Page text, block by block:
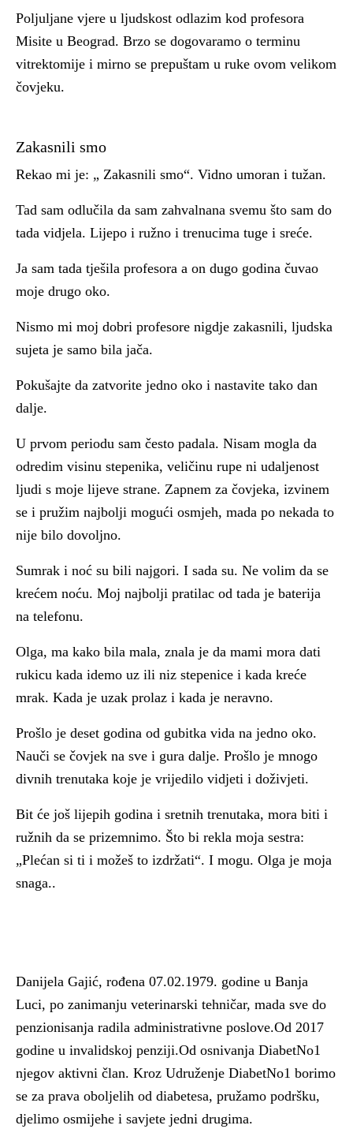
Poljuljane vjere u ljudskost odlazim kod profesora
Misite u Beograd. Brzo se dogovaramo o terminu
vitrektomije i mirno se prepuštam u ruke ovom velikom
čovjeku.
Zakasnili smo
Rekao mi je: „ Zakasnili smo“. Vidno umoran i tužan.
Tad sam odlučila da sam zahvalnana svemu što sam do
tada vidjela. Lijepo i ružno i trenucima tuge i sreće.
Ja sam tada tješila profesora a on dugo godina čuvao
moje drugo oko.
Nismo mi moj dobri profesore nigdje zakasnili, ljudska
sujeta je samo bila jača.
Pokušajte da zatvorite jedno oko i nastavite tako dan
dalje.
U prvom periodu sam često padala. Nisam mogla da
odredim visinu stepenika, veličinu rupe ni udaljenost
ljudi s moje lijeve strane. Zapnem za čovjeka, izvinem
se i pružim najbolji mogući osmjeh, mada po nekada to
nije bilo dovoljno.
Sumrak i noć su bili najgori. I sada su. Ne volim da se
krećem noću. Moj najbolji pratilac od tada je baterija
na telefonu.
Olga, ma kako bila mala, znala je da mami mora dati
rukicu kada idemo uz ili niz stepenice i kada kreće
mrak. Kada je uzak prolaz i kada je neravno.
Prošlo je deset godina od gubitka vida na jedno oko.
Nauči se čovjek na sve i gura dalje. Prošlo je mnogo
divnih trenutaka koje je vrijedilo vidjeti i doživjeti.
Bit će još lijepih godina i sretnih trenutaka, mora biti i
ružnih da se prizemnimo. Što bi rekla moja sestra:
„Plećan si ti i možeš to izdržati“. I mogu. Olga je moja
snaga..
Danijela Gajić, rođena 07.02.1979. godine u Banja
Luci, po zanimanju veterinarski tehničar, mada sve do
penzionisanja radila administrativne poslove.Od 2017
godine u invalidskoj penziji.Od osnivanja DiabetNo1
njegov aktivni član. Kroz Udruženje DiabetNo1 borimo
se za prava oboljelih od diabetesa, pružamo podršku,
djelimo osmijehe i savjete jedni drugima.